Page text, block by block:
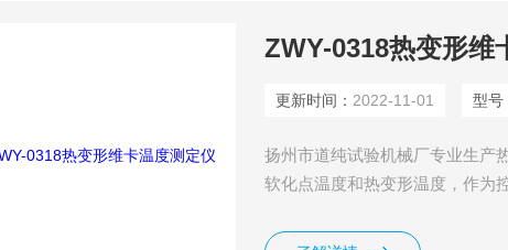
ZWY-0318热变形维
更新时间： 2022-11-01 型号
扬州市道纯试验机械厂专业生产
软化点温度和热变形温度，作为
的相关技术参数，以及的使用、